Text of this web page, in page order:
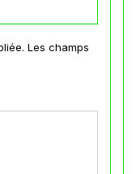
Les champs